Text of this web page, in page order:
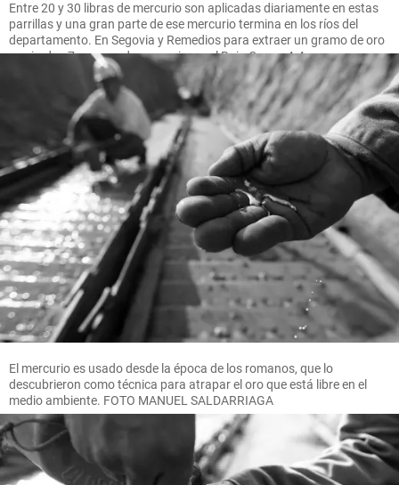
Entre 20 y 30 libras de mercurio son aplicadas diariamente en estas
parrillas y una gran parte de ese mercurio termina en los ríos del
departamento. En Segovia y Remedios para extraer un gramo de oro
se pierden 7 gramos de mercurio, en el Bajo Cauca 4.4 gramos.
FOTO MANUEL SALDARRIAGA
El mercurio es usado desde la época de los romanos, que lo
descubrieron como técnica para atrapar el oro que está libre en el
medio ambiente. FOTO MANUEL SALDARRIAGA